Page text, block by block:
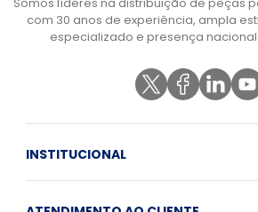
com 30 anos de experiência, ampla
especializado e presença
INSTITUCIONAL